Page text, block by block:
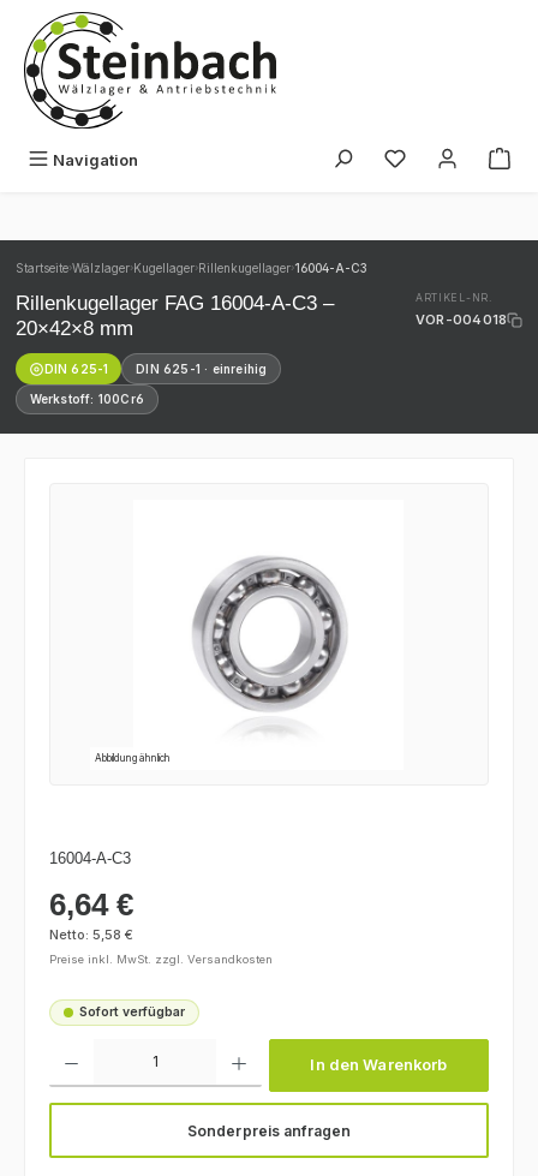
Zum Hauptinhalt springen
Navigation Du hast 0
Startseite›Wälzlager›Kugellager›Rillenkugellager›16004-A-C3
Rillenkugellager FAG 16004-A-C3 –
20×42×8 mm
DIN 625-1 DIN 625-1 · einreihig
Werkstoff: 100Cr6
ARTIKEL-NR.
VOR-004018
Abbildung ähnlich
16004-A-C3
Regulärer Preis:
6,64 €
Netto: 5,58 €
Preise inkl. MwSt. zzgl. Versandkosten
Sofort verfügbar
In den Warenkorb
Sonderpreis anfragen